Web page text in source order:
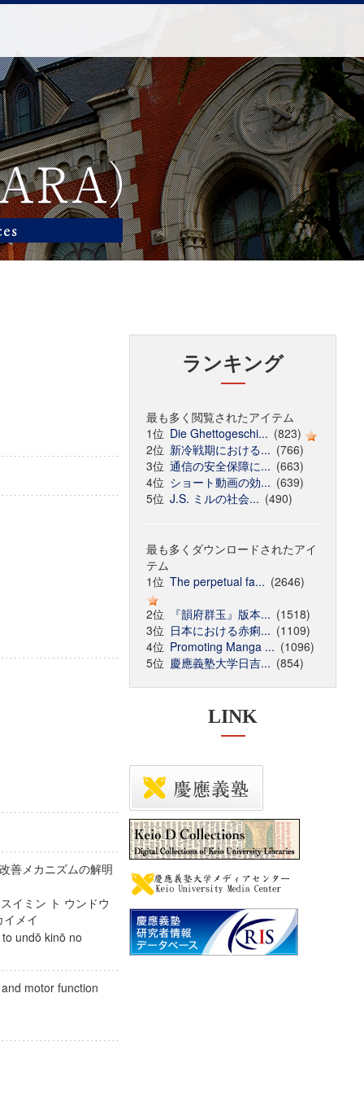
善メカニズムの解明
イミン ト ウンドウ
イメイ
undō kinō no
and motor function
ランキング
最も多く閲覧されたアイテム
1位 Die Ghettogeschi... (823)
2位 新冷戦期における... (766)
3位 通信の安全保障に... (663)
4位 ショート動画の効... (639)
5位 J.S. ミルの社会... (490)
最も多くダウンロードされたアイ
テム
1位 The perpetual fa... (2646)
2位
『韻府群玉』版本... (1518)
3位 日本における赤痢... (1109)
4位 Promoting Manga ... (1096)
5位 慶應義塾大学日吉... (854)
LINK